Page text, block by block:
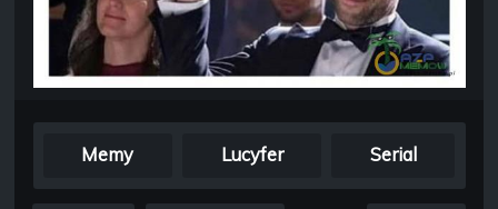
Memy Lucyfer Serial